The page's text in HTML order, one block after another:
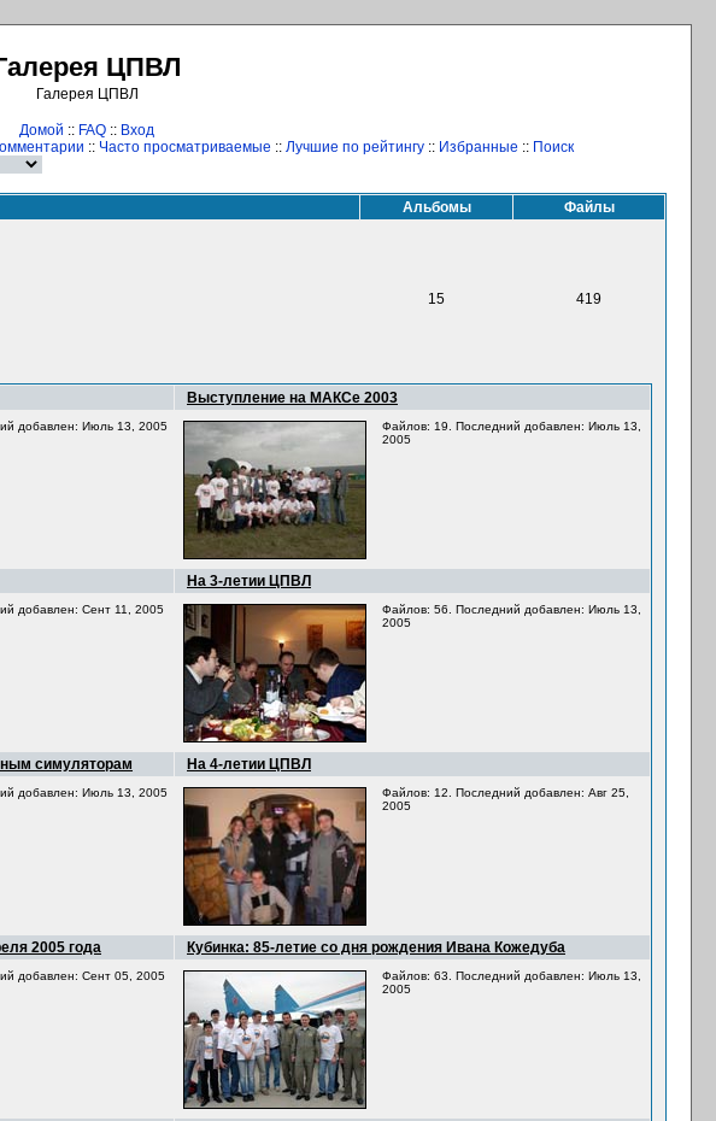
ЦПВЛ
Галерея ЦПВЛ
Домой :: FAQ :: Вход
:: Часто просматриваемые :: Лучшие по рейтингу :: Избранные :: Поиск
Альбомы Файлы
15 419
добавлен: Июль 13, 2005
Выступление на МАКСе 2003
Файлов: 19. Последний добавлен: Июль 13,
2005
добавлен: Сент 11, 2005
На 3-летии ЦПВЛ
Файлов: 56. Последний добавлен: Июль 13,
2005
симуляторам
добавлен: Июль 13, 2005
На 4-летии ЦПВЛ
Файлов: 12. Последний добавлен: Авг 25,
2005
2005 года
добавлен: Сент 05, 2005
Кубинка: 85-летие со дня рождения Ивана Кожедуба
Файлов: 63. Последний добавлен: Июль 13,
2005